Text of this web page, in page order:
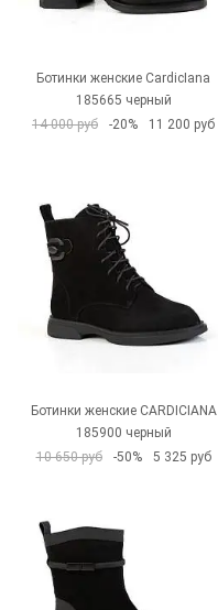
Ботинки женские CardicIana
185665 черный
14 000 руб
-20% 11 200 руб
Ботинки женские CARDICIANA
185900 черный
10 650 руб
-50% 5 325 руб